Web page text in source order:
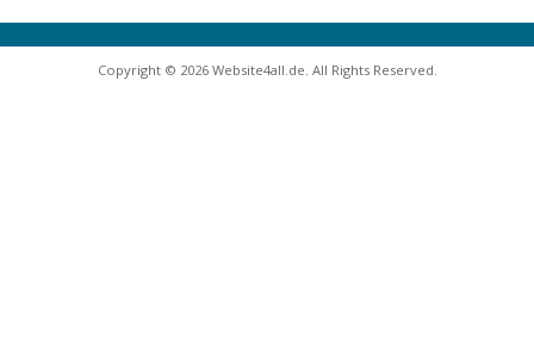
Copyright © 2026 Website4all.de. All Rights Reserved.